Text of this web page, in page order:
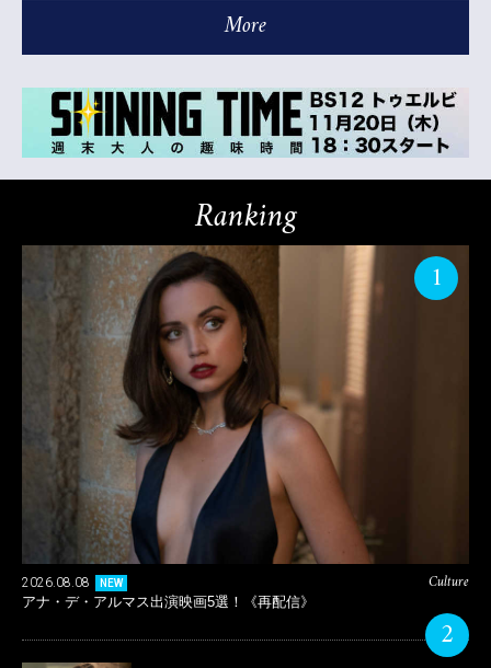
More
Ranking
1
Culture
2026.08.08 NEW
アナ・デ・アルマス出演映画5選！《再配信》
2